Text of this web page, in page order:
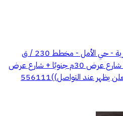
للبيع أرض تجارية رقم 182 البكيرية - حي الأمل - مخطط 230 / ق
مساحة الأرض : 960م² الواجهة : شارع عرض 30م جنوبًا + شارع عرض